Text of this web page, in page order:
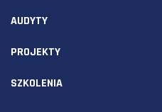
AUDYTY
PROJEKTY
SZKOLENIA